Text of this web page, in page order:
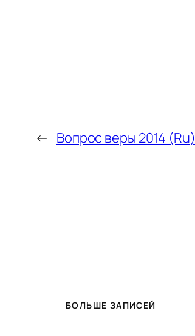
← Вопрос веры 2014 (Ru)
БОЛЬШЕ ЗАПИСЕЙ